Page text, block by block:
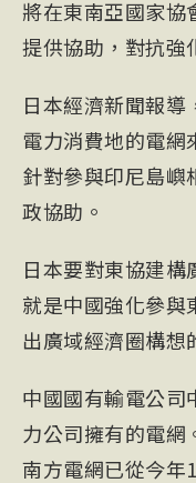
將在東南亞國家協
提供協助，對抗強
日本經濟新聞報
電力消費地的電網
針對參與印尼島嶼
政協助。
日本要對東協建構
就是中國強化參與
出廣域經濟圈構想
中國國有輸電公司
力公司擁有的電網
南方電網已從今年